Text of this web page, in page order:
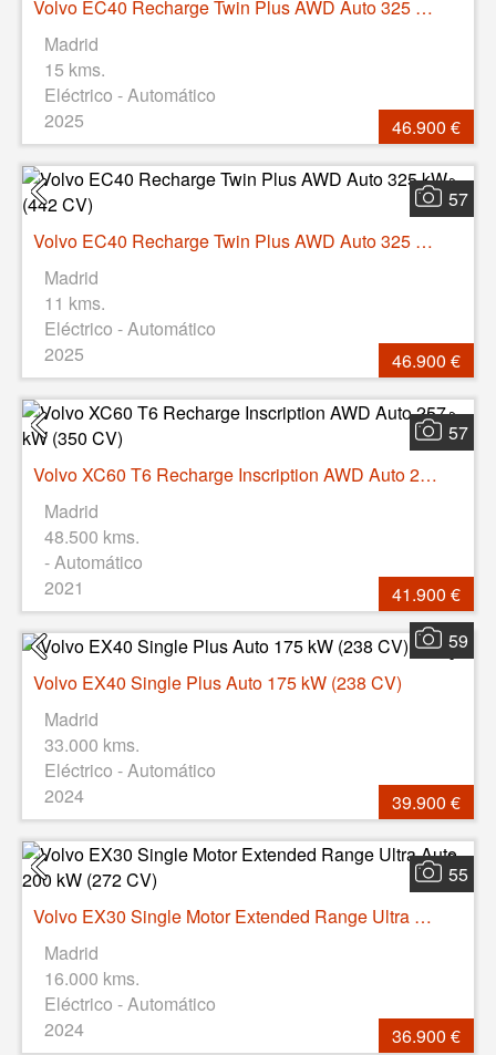
Volvo EC40 Recharge Twin Plus AWD Auto 325 kW (442 CV)
Madrid
15 kms.
Eléctrico - Automático
2025
46.900 €
57
Volvo EC40 Recharge Twin Plus AWD Auto 325 kW (442 CV)
Madrid
11 kms.
Eléctrico - Automático
2025
46.900 €
57
Volvo XC60 T6 Recharge Inscription AWD Auto 257 kW (350 CV)
Madrid
48.500 kms.
- Automático
2021
41.900 €
59
Volvo EX40 Single Plus Auto 175 kW (238 CV)
Madrid
33.000 kms.
Eléctrico - Automático
2024
39.900 €
55
Volvo EX30 Single Motor Extended Range Ultra Auto 200 kW (272 CV)
Madrid
16.000 kms.
Eléctrico - Automático
2024
36.900 €